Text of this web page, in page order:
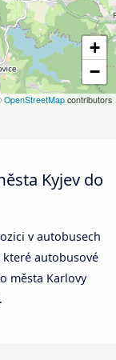
+
−
OpenStreetMap contributors
Kyjev do
v autobusech
které autobusové
města Karlovy